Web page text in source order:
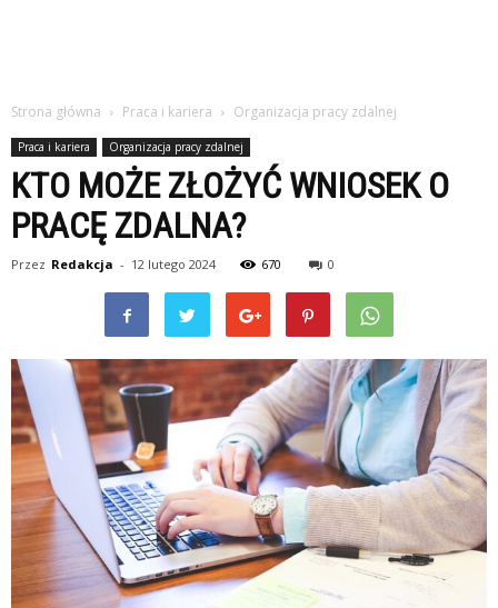
Strona główna Praca i kariera Organizacja pracy zdalnej
Praca i kariera Organizacja pracy zdalnej
KTO MOŻE ZŁOŻYĆ WNIOSEK O
PRACĘ ZDALNA?
Przez Redakcja - 12 lutego 2024 670 0